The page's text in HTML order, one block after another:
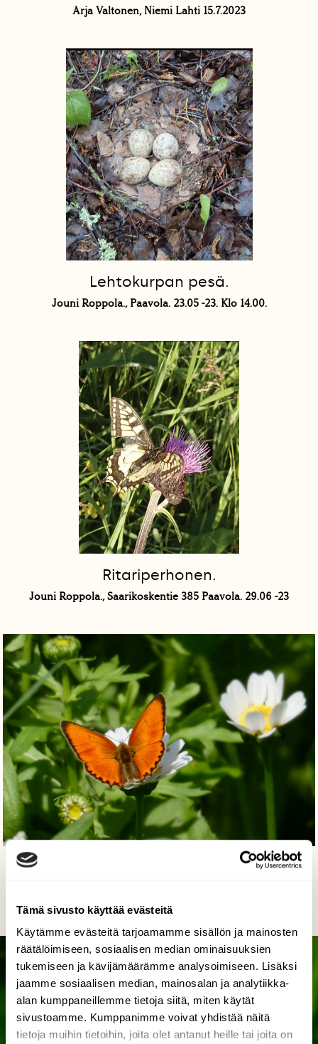
Tämä sivusto käyttää evästeitä
Käytämme evästeitä tarjoamamme sisällön ja mainosten
räätälöimiseen, sosiaalisen median ominaisuuksien
tukemiseen ja kävijämäärämme analysoimiseen. Lisäksi
jaamme sosiaalisen median, mainosalan ja analytiikka-
alan kumppaneillemme tietoja siitä, miten käytät
sivustoamme. Kumppanimme voivat yhdistää näitä
tietoja muihin tietoihin, joita olet antanut heille tai joita on
Arja Valtonen, Niemi Lahti 15.7.2023
Lehtokurpan pesä.
Jouni Roppola., Paavola. 23.05 -23. Klo 14.00.
Ritariperhonen.
Jouni Roppola., Saarikoskentie 385 Paavola. 29.06 -23